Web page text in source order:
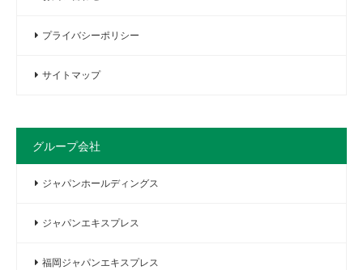
プライバシーポリシー
サイトマップ
グループ会社
ジャパンホールディングス
ジャパンエキスプレス
福岡ジャパンエキスプレス